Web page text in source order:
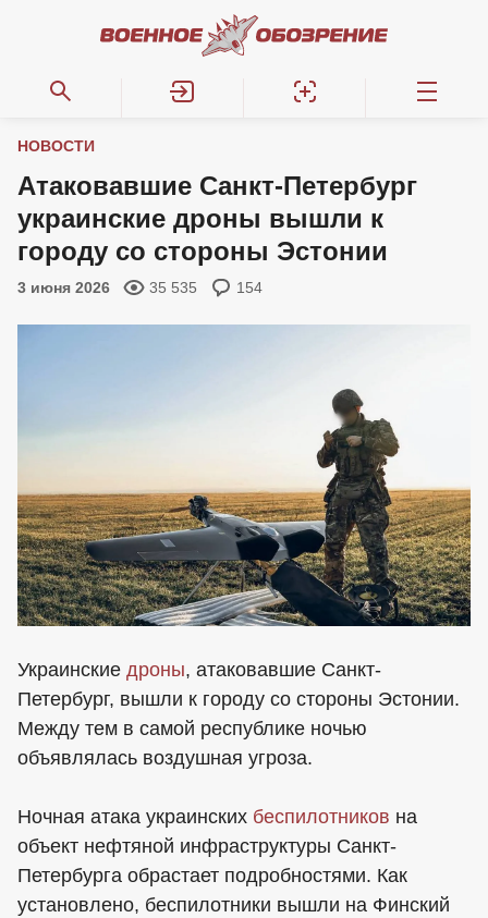
НОВОСТИ
Атаковавшие Санкт-Петербург
украинские дроны вышли к
городу со стороны Эстонии
3 июня 2026 35 535 154
Украинские дроны, атаковавшие Санкт-
Петербург, вышли к городу со стороны Эстонии.
Между тем в самой республике ночью
объявлялась воздушная угроза.
Ночная атака украинских беспилотников на
объект нефтяной инфраструктуры Санкт-
Петербурга обрастает подробностями. Как
установлено, беспилотники вышли на Финский